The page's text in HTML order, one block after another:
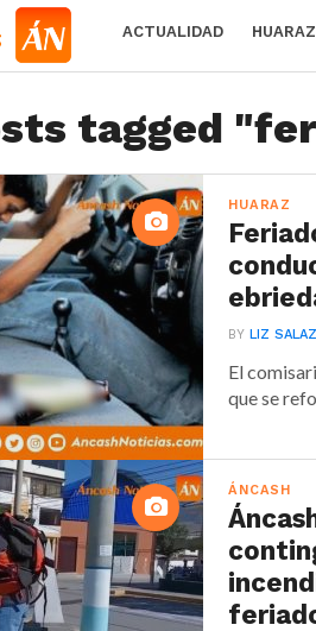
ACTUALIDAD HUARAZ
tagged
HUARAZ
BYLIZ
El
que se
ÁNCASH